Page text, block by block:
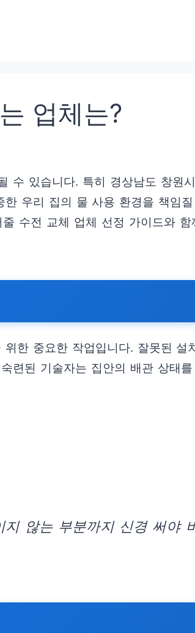
업체는?
수 있습니다. 특히 경상남도 창원
우리 집의 물 사용 환경을 책임
수전 교체 업체 선정 가이드와
한 중요한 작업입니다. 잘못된 설
련된 기술자는 집안의 배관 상태
않는 부분까지 신경 써야